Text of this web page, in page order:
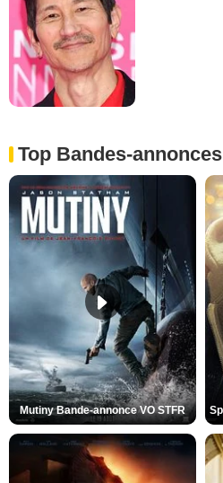
Top Bandes-annonces
Mutiny Bande-annonce VO STFR